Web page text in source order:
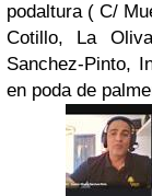
podaltura ( C/
Cotillo, La
Sanchez-Pinto,
en poda de